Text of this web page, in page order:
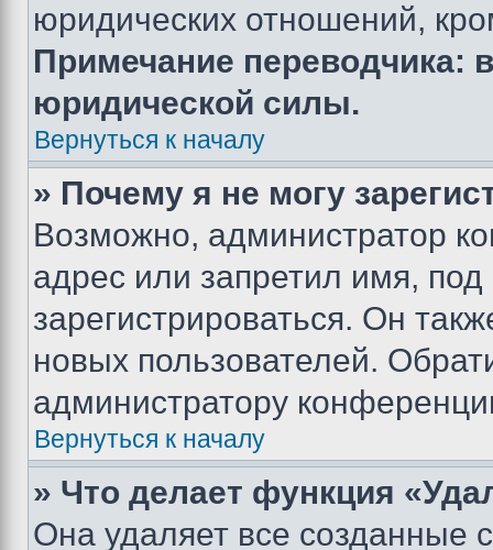
юридических отношений,
Примечание переводчика:
юридической силы.
Вернуться к началу
» Почему я не могу
Возможно, администратор
адрес или запретил имя,
зарегистрироваться. Он
новых пользователей.
администратору
Вернуться к началу
» Что делает функция
Она удаляет все созданные